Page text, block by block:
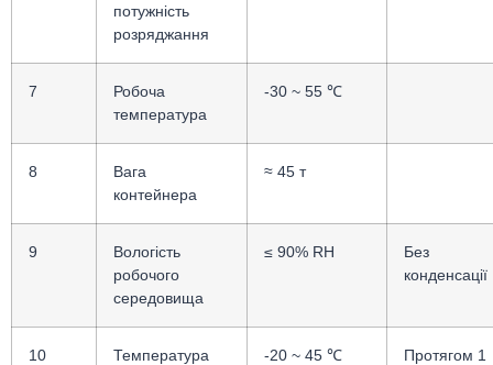
потужність
розряджання
7
Робоча
температура
-30 ~ 55 ℃
8
Вага
контейнера
≈ 45 т
9
Вологість
робочого
середовища
≤ 90% RH
Без
конденсації
10
Температура
-20 ~ 45 ℃
Протягом 1